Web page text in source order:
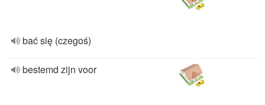
bać się (czegoś)
bestemd zijn voor